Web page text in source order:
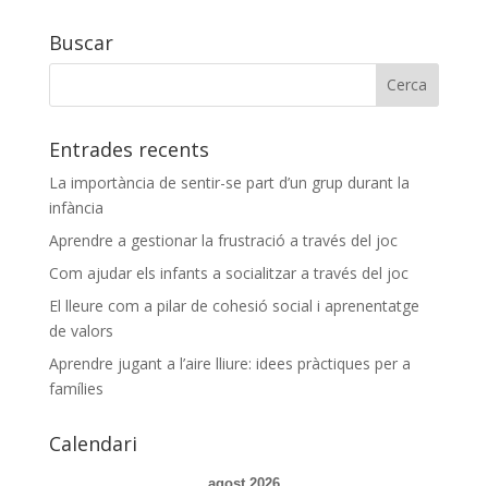
Buscar
Entrades recents
La importància de sentir-se part d’un grup durant la
infància
Aprendre a gestionar la frustració a través del joc
Com ajudar els infants a socialitzar a través del joc
El lleure com a pilar de cohesió social i aprenentatge
de valors
Aprendre jugant a l’aire lliure: idees pràctiques per a
famílies
Calendari